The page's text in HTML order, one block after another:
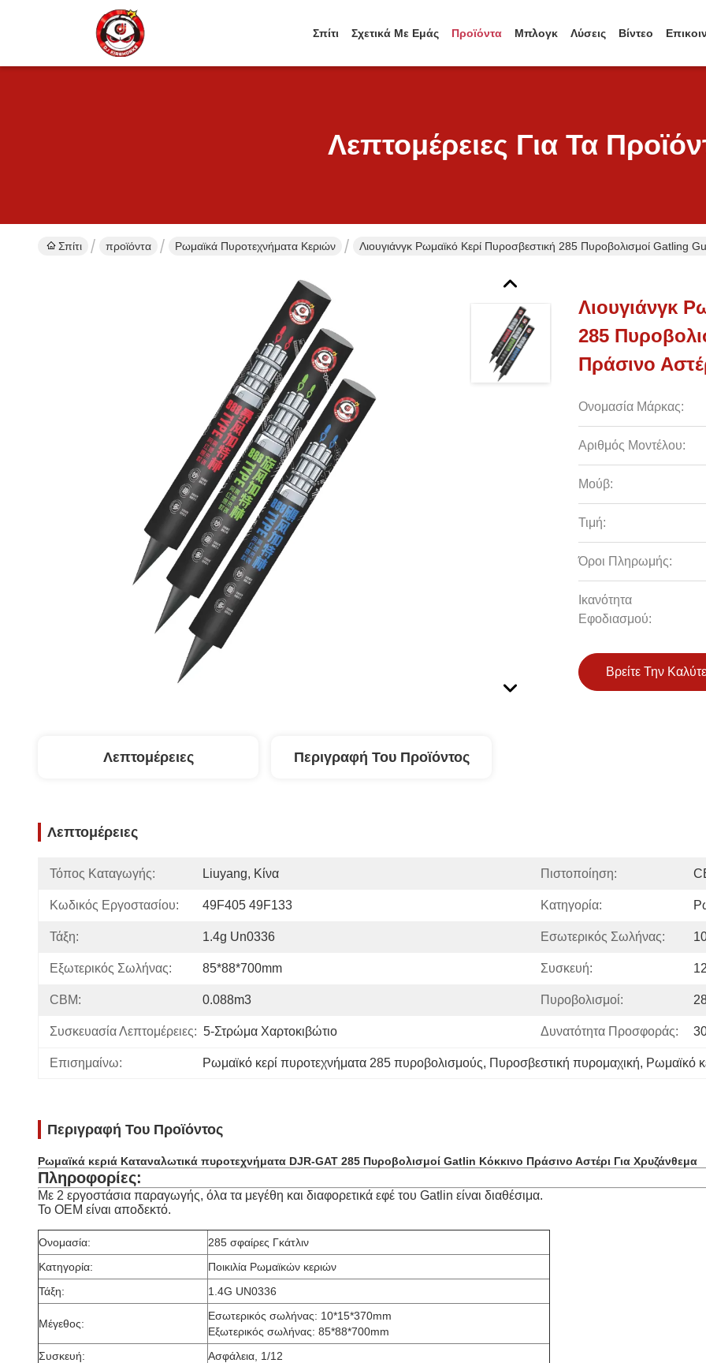
Σπίτι Σχετικά Με Εμάς Προϊόντα Μπλογκ Λύσεις Βίντεο
Λεπτομέρειες Για Τα
Σπίτι προϊόντα Ρωμαϊκά Πυροτεχνήματα Κεριών Λιουγιάνγκ Ρωμαϊκό Κερί Πυροσβεστική 285 Πυροβολισμοί Gatling
Λιουγιάνγκ
285
Πράσινο
Ονομασία Μάρκας:
Αριθμός Μοντέλου:
Μούβ:
Τιμή:
Όροι Πληρωμής:
Ικανότητα
Εφοδιασμού:
Βρείτε Την
Λεπτομέρειες Περιγραφή Του Προϊόντος
Λεπτομέρειες
Τόπος Καταγωγής: Liuyang, Κίνα Πιστοποίηση:
Κωδικός Εργοστασίου: 49F405 49F133 Κατηγορία:
Τάξη: 1.4g Un0336 Εσωτερικός Σωλήνας:
Εξωτερικός Σωλήνας: 85*88*700mm Συσκευή:
CBM: 0.088m3 Πυροβολισμοί:
Συσκευασία Λεπτομέρειες: 5-Στρώμα Χαρτοκιβώτιο Δυνατότητα Προσφοράς:
Επισημαίνω: Ρωμαϊκό κερί πυροτεχνήματα 285 πυροβολισμούς, Πυροσβεστική πυρομαχική, Ρωμαϊκό
Περιγραφή Του Προϊόντος
Ρωμαϊκά κεριά Καταναλωτικά πυροτεχνήματα DJR-GAT 285 Πυροβολισμοί Gatlin Κόκκινο Πράσινο Αστέρι Για Χρυζάνθεμα
Πληροφορίες:
Με 2 εργοστάσια παραγωγής, όλα τα μεγέθη και διαφορετικά εφέ του Gatlin είναι διαθέσιμα.
Το OEM είναι αποδεκτό.
Ονομασία:
285 σφαίρες Γκάτλιν
Κατηγορία:
Ποικιλία Ρωμαϊκών κεριών
Τάξη:
1.4G UN0336
Μέγεθος:
Εσωτερικός σωλήνας: 10*15*370mm
Εξωτερικός σωλήνας: 85*88*700mm
Συσκευή:
Ασφάλεια, 1/12